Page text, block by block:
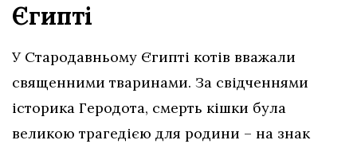
Єгипті
У Стародавньому Єгипті котів вважали
священними тваринами. За свідченнями
історика Геродота, смерть кішки була
великою трагедією для родини – на знак